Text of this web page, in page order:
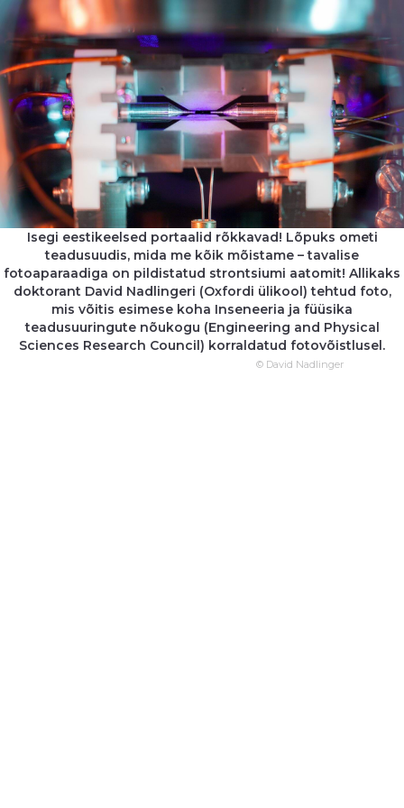
Isegi eestikeelsed portaalid rõkkavad! Lõpuks ometi
teadusuudis, mida me kõik mõistame – tavalise
fotoaparaadiga on pildistatud strontsiumi aatomit! Allikaks
doktorant David Nadlingeri (Oxfordi ülikool) tehtud foto,
mis võitis esimese koha Inseneeria ja füüsika
teadusuuringute nõukogu (Engineering and Physical
Sciences Research Council) korraldatud fotovõistlusel.
© David Nadlinger